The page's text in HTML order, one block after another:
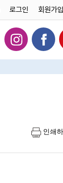
로그인 회원가입
인쇄